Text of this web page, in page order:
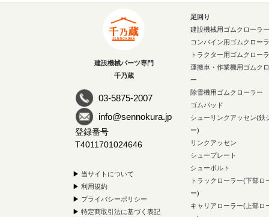
建設機械パーツ専門
千乃蔵
03-5875-2007
info@sennokura.jp
登録番号
T4011701024646
▶ 当サイトについて
▶ 利用規約
▶ プライバシーポリシー
▶ 特定商取引法に基づく表記
足回り
建設機械用ゴムクローラー
コンバイン用ゴムクロー
トラクター用ゴムクロー
運搬車・作業機用ゴムク
ー
除雪機用ゴムクローラー
ゴムパッド
シューリンクアッセン(鉄
ー)
リンクアッセン
シュープレート
シューボルト
トラックローラー(下部ロ
ー)
キャリアローラー(上部ロ